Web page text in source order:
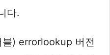
다.
) errorlookup 버전